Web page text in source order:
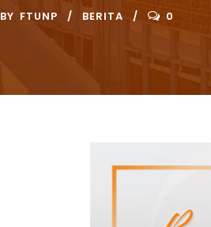
BY FTUNP BERITA 0